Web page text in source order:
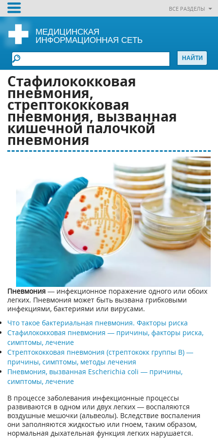
ВСЕ РАЗДЕЛЫ
МЕДИЦИНСКАЯ
ИНФОРМАЦИОННАЯ СЕТЬ
Стафилококковая
пневмония,
стрептококковая
пневмония, вызванная
кишечной палочкой
пневмония
Пневмония — инфекционное поражение одного или обоих
легких. Пневмония может быть вызвана грибковыми
инфекциями, бактериями или вирусами.
Что такое бактериальная пневмония. Факторы риска
Стафилококковая пневмония — причины, факторы риска,
симптомы, лечение
Стрептококковая пневмония (стрептококк группы В) —
причины, симптомы, методы лечения
Пневмония, вызванная Escherichia coli — причины,
симптомы, лечение
В процессе заболевания инфекционные процессы
развиваются в одном или двух легких — воспаляются
воздушные мешочки (альвеолы). Вследствие воспаления
они заполняются жидкостью или гноем, таким образом,
нормальная дыхательная функция легких нарушается.